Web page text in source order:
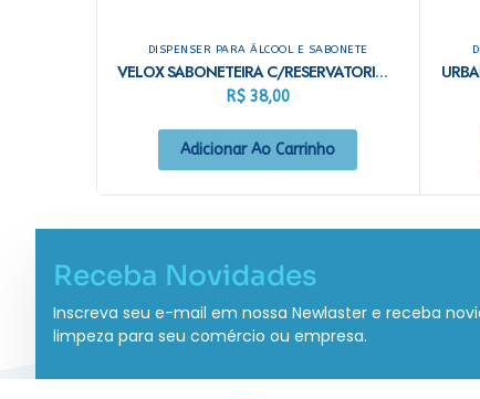
DISPENSER PARA ÁLCOOL E SABONETE
VELOX SABONETEIRA C/RESERVATORIO 800ML BRANCA
R$38,00
Adicionar Ao Carrinho
Receba Novidades
Inscreva seu e-mail em nossa Newlaster e receba
limpeza para seu comércio ou empresa.